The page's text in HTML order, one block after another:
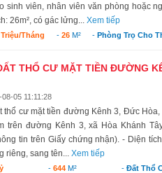
sinh viên, nhân viên văn phòng hoặc
26m², có gác lửng...Xem tiếp
Triệu/tháng - 26M² -Phòng Trọ Cho
THỔ CƯ MẶT TIỀN ĐƯỜNG
08-05 11:11:28
thổ cư mặt tiền đường Kênh 3, Đức
trên đường Kênh 3, xã Hòa Khánh
tin trên Giấy chứng nhận). - Diện
riêng, sang tên...Xem tiếp
-644 M² - Đất Thổ